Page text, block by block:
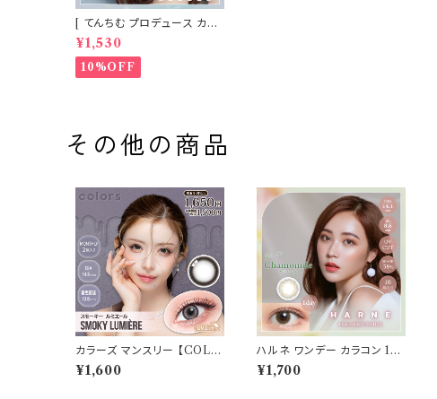
[ てんちむ プロデュース カラ
コン ] HARNE (ハルネ) ワン
デー 1day 10枚入り （当日発
送） 1day
¥1,530
10%OFF
その他の商品
カラーズ マンスリー 【COLO
R：スモーキールミエールne
w】 【1箱2枚入】【 一条響 イメ
¥1,600
ハルネ ワンデー カラコン 1da
y 【COLOR：カモミール】1箱1
0枚 14.1mm てんちむ 度なし
¥1,700